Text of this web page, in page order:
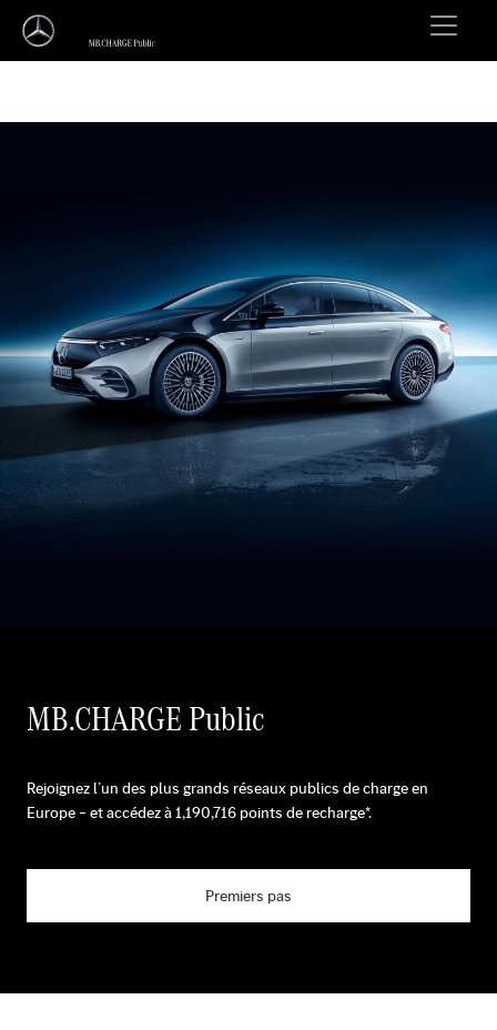
MB.CHARGE Public
Rejoignez l’un des plus grands réseaux publics de charge en
Europe – et accédez à1,190,716 points de recharge*.
Premiers pas